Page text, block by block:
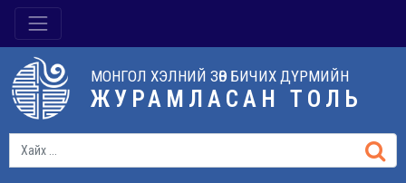
МОНГОЛ ХЭЛНИЙ ЗӨВ БИЧИХ ДҮРМИЙН
ЖУРАМЛАСАН ТОЛЬ